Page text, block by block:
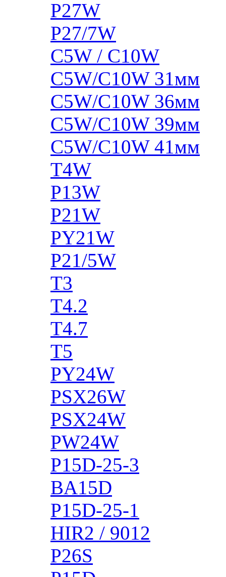
P27W
P27/7W
C5W / C10W
C5W/C10W 31мм
C5W/C10W 36мм
C5W/C10W 39мм
C5W/C10W 41мм
T4W
P13W
P21W
PY21W
P21/5W
T3
T4.2
T4.7
T5
PY24W
PSX26W
PSX24W
PW24W
P15D-25-3
BA15D
P15D-25-1
HIR2 / 9012
P26S